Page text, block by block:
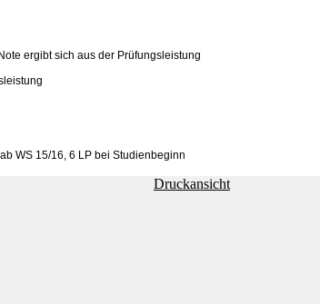
ergibt sich aus der Prüfungsleistung
WS 15/16, 6 LP bei Studienbeginn
Druckansicht